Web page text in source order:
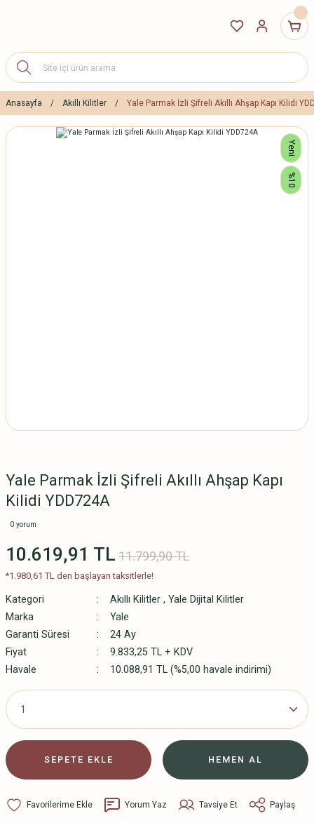
Anasayfa Akıllı Kilitler Yale Parmak İzli Şifreli Akıllı Ahşap Kapı Kilidi
Yeni
%10
Yale Parmak İzli Şifreli Akıllı Ahşap Kapı
Kilidi YDD724A
0 yorum
10.619,91 TL 11.799,90 TL
*1.980,61 TL den başlayan taksitlerle!
Kategori Akıllı Kilitler , Yale Dijital Kilitler
Marka
Yale
Garanti Süresi
24 Ay
Fiyat
9.833,25 TL + KDV
Havale
10.088,91 TL (%5,00 havale indirimi)
SEPETE EKLE HEMEN AL
Yorum Yaz Tavsiye Et Paylaş